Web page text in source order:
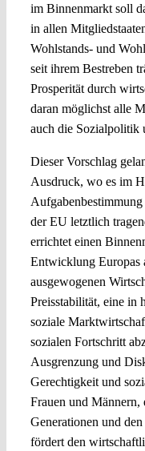
im Binnenmarkt soll
in allen
Wohlstands- und
seit ihrem Bestreben
Prosperität durch
daran möglichst alle
auch die Sozialpolitik
Dieser Vorschlag
Ausdruck, wo es im
der EU letztlich
errichtet einen
Entwicklung Europas
ausgewogenen
Preisstabilität, eine in
soziale
sozialen Fortschritt
Ausgrenzung und
Gerechtigkeit und
Frauen und Männern,
Generationen und
fördert den